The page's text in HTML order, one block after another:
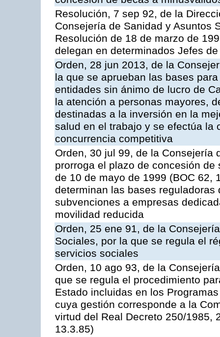
Resolución, 7 sep 92, de la
Consejería de Sanidad y Asuntos
Resolución de 18 de marzo de
delegan en determinados Jefes
Orden, 28 jun 2013, de la
la que se aprueban las bases
entidades sin ánimo de lucro de
la atención a personas mayores,
destinadas a la inversión en la
salud en el trabajo y se efectúa la
concurrencia competitiva
Orden, 30 jul 99, de la Consejería
prorroga el plazo de concesión
de 10 de mayo de 1999 (BOC 62,
determinan las bases
subvenciones a empresas
movilidad reducida
Orden, 25 ene 91, de la
Sociales, por la que se regula el
servicios sociales
Orden, 10 ago 93, de la
que se regula el procedimiento
Estado incluidas en los
cuya gestión corresponde a la
virtud del Real Decreto 250/1985,
13.3.85)